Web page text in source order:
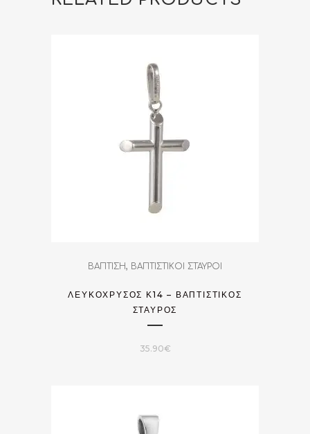
ΒΑΠΤΙΣΗ, ΒΑΠΤΙΣΤΙΚΟΙ ΣΤΑΥΡΟΙ
ΛΕΥΚΌΧΡΥΣΟΣ Κ14 – ΒΑΠΤΙΣΤΙΚΌΣ
ΣΤΑΎΡΟΣ
35.90€